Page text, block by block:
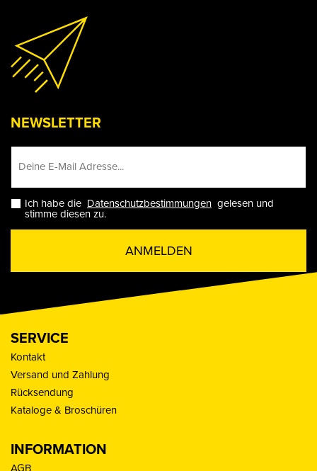
NEWSLETTER
Ich habe die Datenschutzbestimmungen gelesen und
stimme diesen zu.
ANMELDEN
SERVICE
Kontakt
Versand und Zahlung
Rücksendung
Kataloge & Broschüren
INFORMATION